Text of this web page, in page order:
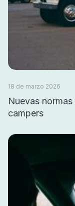
18 de marzo 2026
Nuevas
campers